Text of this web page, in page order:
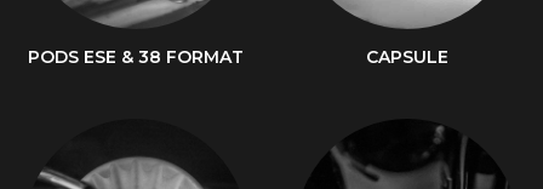
PODS ESE & 38 FORMAT CAPSULE